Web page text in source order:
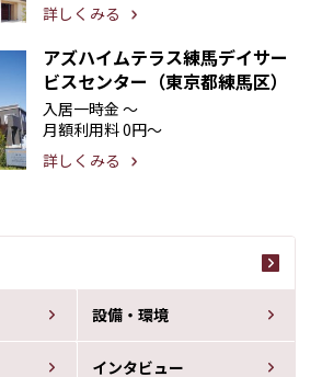
設備・環境
インタビュー
詳しくみる
アズハイムテラス練馬デイサー
ビスセンター（東京都練馬区）
入居一時金 〜
月額利用料0円〜
詳しくみる